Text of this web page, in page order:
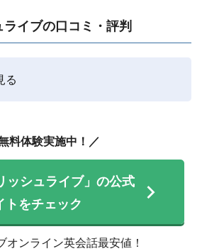
イブの口コミ・評判
る
料体験実施中！／
ッシュライブ」の公式
トをチェック
オンライン英会話最安値！